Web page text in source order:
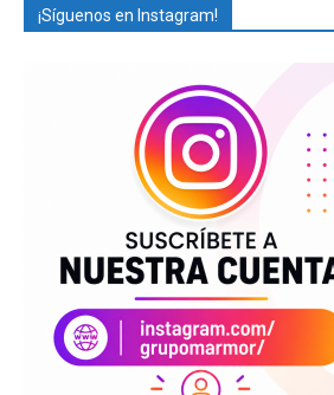
¡Síguenos en Instagram!